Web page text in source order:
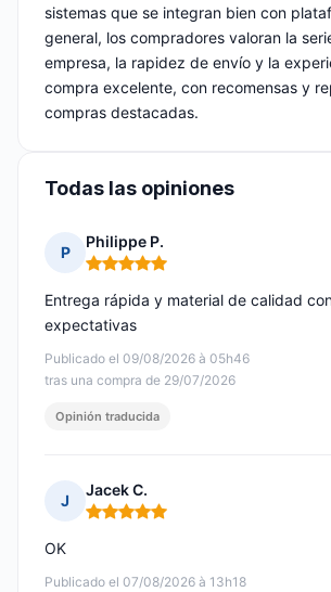
sistemas que se integran bien con
general, los compradores valoran la
empresa, la rapidez de envío y la
compra excelente, con recomensas y
compras destacadas.
Todas las opiniones
P
Philippe P.
Nota: 5 de 5
Publicado el 09/08/2026 à 05h46
tras una compra de 29/07/2026
Entrega rápida y material de calidad
expectativas
Opinión traducida
J
Jacek C.
Nota: 5 de 5
Publicado el 07/08/2026 à 13h18
OK